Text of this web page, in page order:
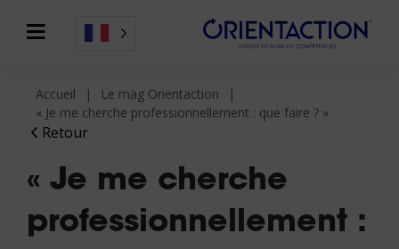
Retour
Accueil
Le mag Orientaction
« Je me cherche professionnellement : que faire ? »
« Je me cherche
professionnellement :